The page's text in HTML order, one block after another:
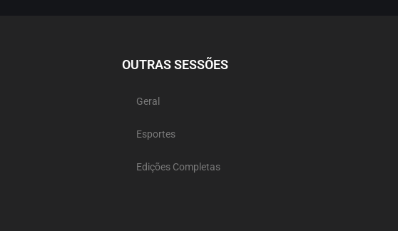
OUTRAS SESSÕES
Geral
Esportes
Edições Completas